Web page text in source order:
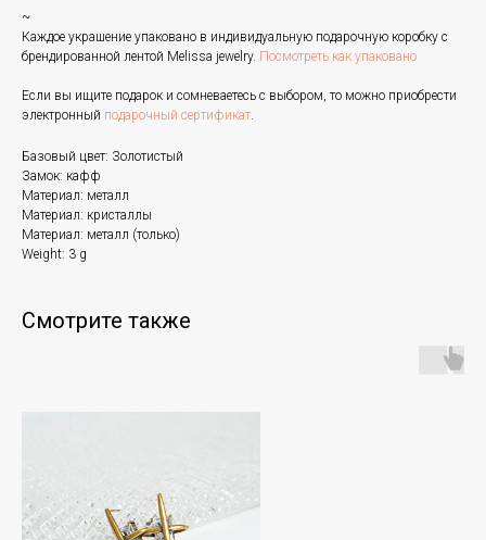
~
Каждое украшение упаковано в индивидуальную подарочную коробку с
брендированной лентой Melissa jewelry. Посмотреть как упаковано
Если вы ищите подарок и сомневаетесь с выбором, то можно приобрести
электронный подарочный сертификат.
Базовый цвет: Золотистый
Замок: кафф
Материал: металл
Материал: кристаллы
Материал: металл (только)
Weight: 3 g
Смотрите также